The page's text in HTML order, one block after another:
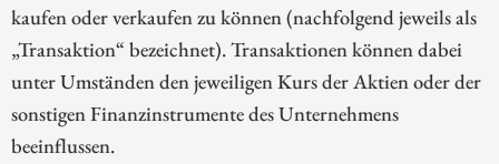
kaufen oder verkaufen zu können (nachfolgend jeweils als
„Transaktion“ bezeichnet). Transaktionen können dabei
unter Umständen den jeweiligen Kurs der Aktien oder der
sonstigen Finanzinstrumente des Unternehmens
beeinflussen.